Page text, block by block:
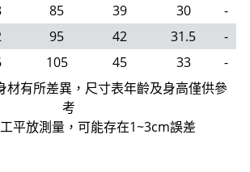
85 39 30
-
95 42 31.5
-
105 45 33
-
材有所差異，尺寸表年齡及身高僅供參
考
平放測量，可能存在1~3cm誤差